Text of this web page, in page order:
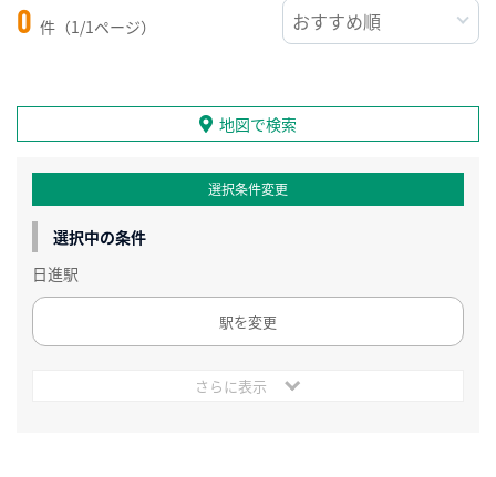
0 件（1/1ページ）
地図で検索
選択条件変更
選択中の条件
日進駅
駅を変更
さらに表示